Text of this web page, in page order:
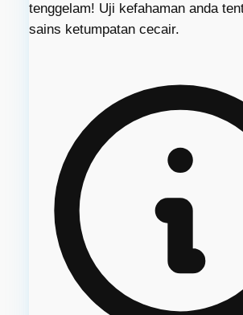
tenggelam! Uji kefahaman anda
sains ketumpatan cecair.